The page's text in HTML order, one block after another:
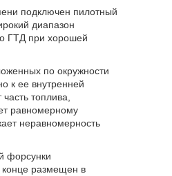
подключен пилотный
диапазон
ГТД при хорошей
по окружности
к ее внутренней
топлива,
равномерному
неравномерность
форсунки
конце размещен в